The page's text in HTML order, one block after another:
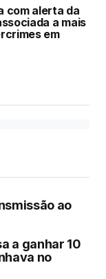
com alerta da
a mais
em
ao
a ganhar 10
no